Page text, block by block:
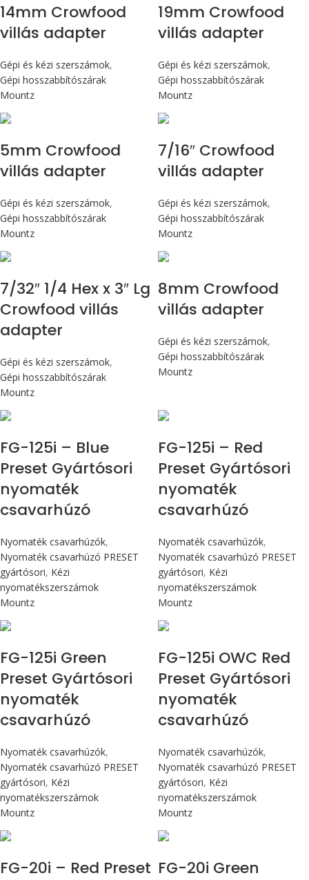
14mm Crowfood
villás adapter
Gépi és kézi szerszámok,
Gépi hosszabbítószárak
Mountz
19mm Crowfood
villás adapter
Gépi és kézi szerszámok,
Gépi hosszabbítószárak
Mountz
5mm Crowfood
villás adapter
Gépi és kézi szerszámok,
Gépi hosszabbítószárak
Mountz
7/16″ Crowfood
villás adapter
Gépi és kézi szerszámok,
Gépi hosszabbítószárak
Mountz
7/32″ 1/4 Hex x 3″ Lg
Crowfood villás
adapter
Gépi és kézi szerszámok,
Gépi hosszabbítószárak
Mountz
8mm Crowfood
villás adapter
Gépi és kézi szerszámok,
Gépi hosszabbítószárak
Mountz
FG-125i – Blue
Preset Gyártósori
nyomaték
csavarhúzó
Nyomaték csavarhúzók,
Nyomaték csavarhúzó PRESET
gyártósori, Kézi
nyomatékszerszámok
Mountz
FG-125i – Red
Preset Gyártósori
nyomaték
csavarhúzó
Nyomaték csavarhúzók,
Nyomaték csavarhúzó PRESET
gyártósori, Kézi
nyomatékszerszámok
Mountz
FG-125i Green
Preset Gyártósori
nyomaték
csavarhúzó
Nyomaték csavarhúzók,
Nyomaték csavarhúzó PRESET
gyártósori, Kézi
nyomatékszerszámok
Mountz
FG-125i OWC Red
Preset Gyártósori
nyomaték
csavarhúzó
Nyomaték csavarhúzók,
Nyomaték csavarhúzó PRESET
gyártósori, Kézi
nyomatékszerszámok
Mountz
FG-20i – Red Preset FG-20i Green